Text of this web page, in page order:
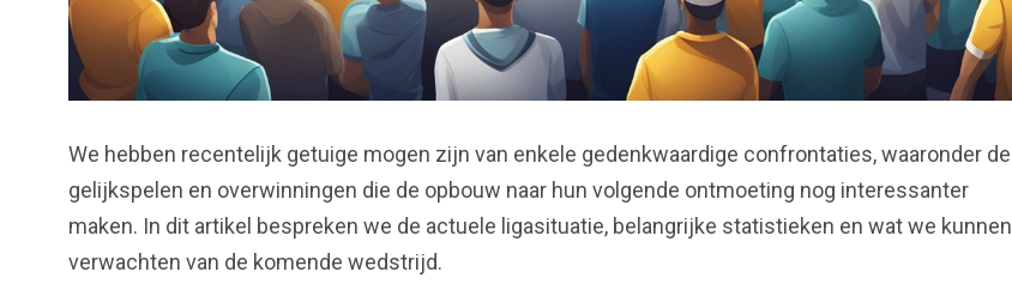
We hebben recentelijk getuige mogen zijn van enkele gedenkwaardige confrontaties, waaronder de
gelijkspelen en overwinningen die de opbouw naar hun volgende ontmoeting nog interessanter
maken. In dit artikel bespreken we de actuele ligasituatie, belangrijke statistieken en wat we kunnen
verwachten van de komende wedstrijd.